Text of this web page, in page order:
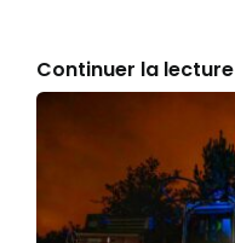
Continuer la lecture